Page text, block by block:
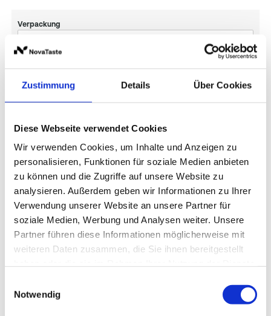
Zustimmung Details Über Cookies
Diese Webseite verwendet Cookies
Wir verwenden Cookies, um Inhalte und Anzeigen zu
personalisieren, Funktionen für soziale Medien anbieten
zu können und die Zugriffe auf unsere Website zu
analysieren. Außerdem geben wir Informationen zu Ihrer
Verwendung unserer Website an unsere Partner für
soziale Medien, Werbung und Analysen weiter. Unsere
Partner führen diese Informationen möglicherweise mit
weiteren Daten zusammen, die Sie ihnen bereitgestellt
Notwendig
Verpackung
Beschreibung Produktinformationen Lagerung
Beschreibung
Die Würzkraft des Lorbeers wird in der ganzen Welt
geschätzt, besonders aber in Frankreich und dem
aromatisch und bitter. Beim Trocknen vermindert sich
die Bitterkeit, das wunderbare Aroma aber bleibt
Produktinformationen
ideal für Schmorgerichte, Suppen, Saucen sowie
Lagerung und Verpackung
Geschlossen und trocken lagern!
Verpackung
Nährwertangaben je 100 g
353 kcal / 1.483 kJ
2,3 g